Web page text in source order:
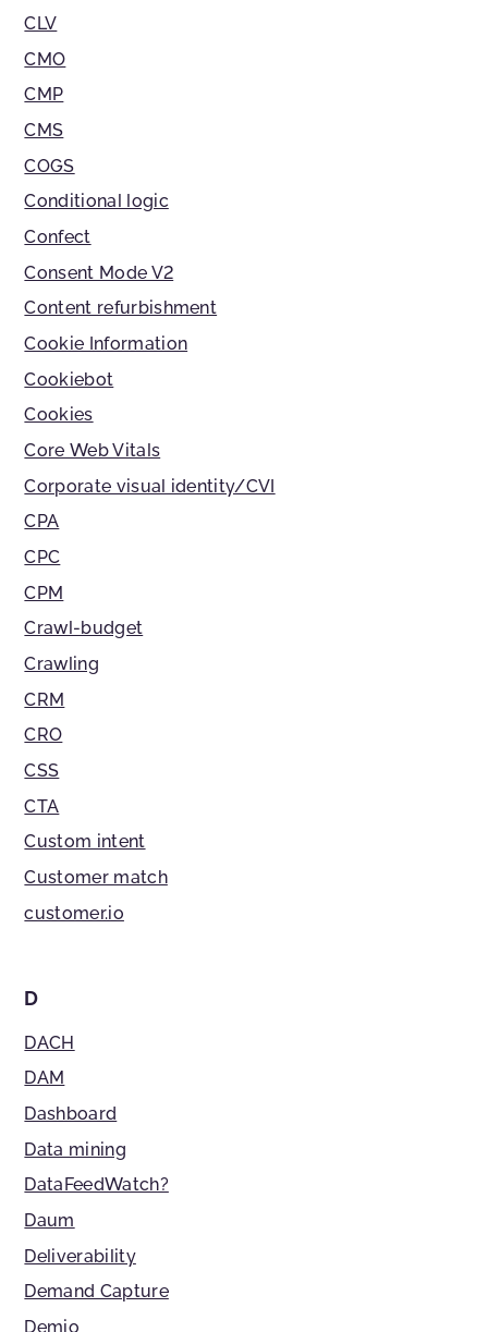
CLV
CMO
CMP
CMS
COGS
Conditional logic
Confect
Consent Mode V2
Content refurbishment
Cookie Information
Cookiebot
Cookies
Core Web Vitals
Corporate visual identity/CVI
CPA
CPC
CPM
Crawl-budget
Crawling
CRM
CRO
CSS
CTA
Custom intent
Customer match
customer.io
D
DACH
DAM
Dashboard
Data mining
DataFeedWatch?
Daum
Deliverability
Demand Capture
Demio